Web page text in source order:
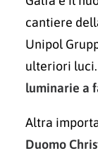
cantiere
Unipol
ulteriori
luminarie a
Altra
Duomo